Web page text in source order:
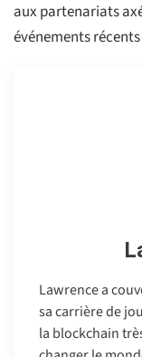
aux partenariats
événements
Lawrence a
sa carrière de
la blockchain